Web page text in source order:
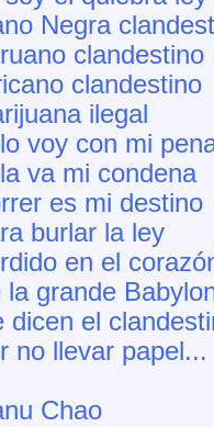
Negra
clandestino
clandestino
ilegal
voy con mi
va mi condena
es mi destino
burlar la ley
en el
la grande
dicen el
no llevar papel...
Chao